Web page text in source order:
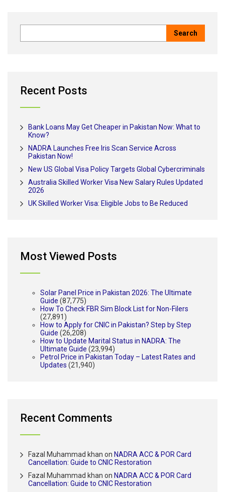
Recent Posts
Bank Loans May Get Cheaper in Pakistan Now: What to
Know?
NADRA Launches Free Iris Scan Service Across
Pakistan Now!
New US Global Visa Policy Targets Global Cybercriminals
Australia Skilled Worker Visa New Salary Rules Updated
2026
UK Skilled Worker Visa: Eligible Jobs to Be Reduced
Most Viewed Posts
Solar Panel Price in Pakistan 2026: The Ultimate
Guide (87,775)
How To Check FBR Sim Block List for Non-Filers
(27,891)
How to Apply for CNIC in Pakistan? Step by Step
Guide (26,208)
How to Update Marital Status in NADRA: The
Ultimate Guide (23,994)
Petrol Price in Pakistan Today – Latest Rates and
Updates (21,940)
Recent Comments
Fazal Muhammad khan on NADRA ACC & POR Card
Cancellation: Guide to CNIC Restoration
Fazal Muhammad khan on NADRA ACC & POR Card
Cancellation: Guide to CNIC Restoration